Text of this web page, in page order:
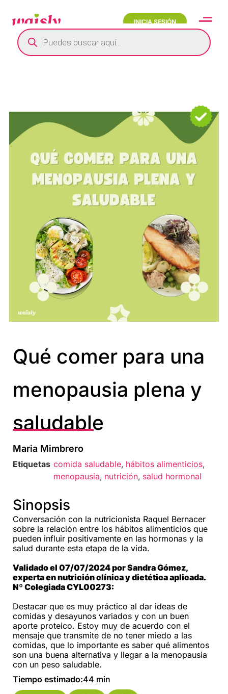
INICIA SESIÓN
Qué comer para una
menopausia plena y
saludable
Maria Mimbrero
Etiquetas comida saludable, hábitos alimenticios,
menopausia, nutrición, salud hormonal
Sinopsis
Conversación con la nutricionista Raquel Bernacer
sobre la relación entre los hábitos alimenticios que
pueden influir positivamente en las hormonas y la
salud durante esta etapa de la vida.
Validado el 07/07/2024 por Sandra Gómez,
experta en nutrición clínica y dietética aplicada.
Nº Colegiada CYL00273:
Destacar que es muy práctico al dar ideas de
comidas y desayunos variados y con un buen
aporte proteico. Estoy muy de acuerdo con el
mensaje que transmite de no tener miedo a las
comidas, que lo importante es saber qué alimentos
son una buena alternativa y llegar a la menopausia
con un peso saludable.
Tiempo estimado:44 min